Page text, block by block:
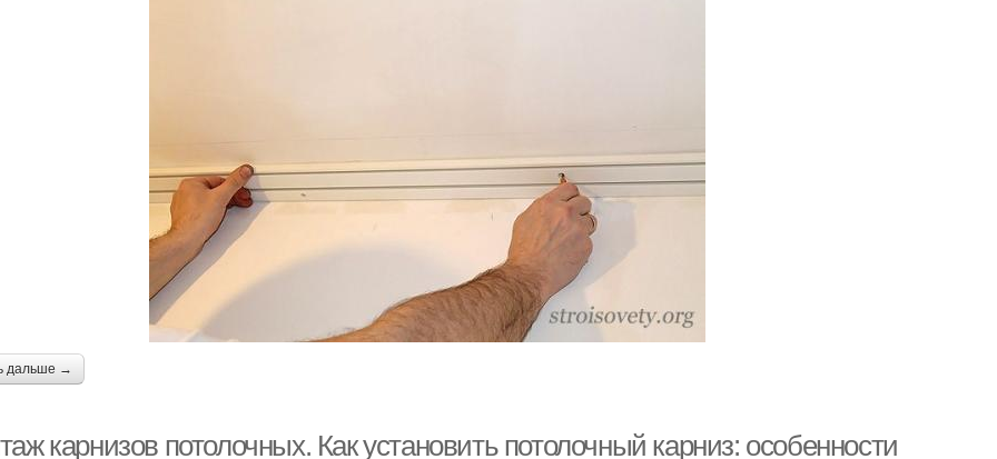
дальше →
карнизов потолочных. Как установить потолочный карниз: особенности